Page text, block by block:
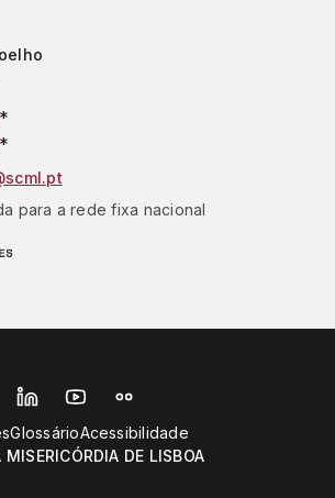
para a rede fixa nacional
GlossárioAcessibilidade
DE LISBOA